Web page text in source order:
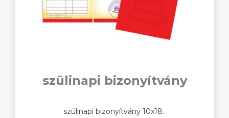
szülinapi bizonyítvány
szülinapi bizonyítvány 10x18..